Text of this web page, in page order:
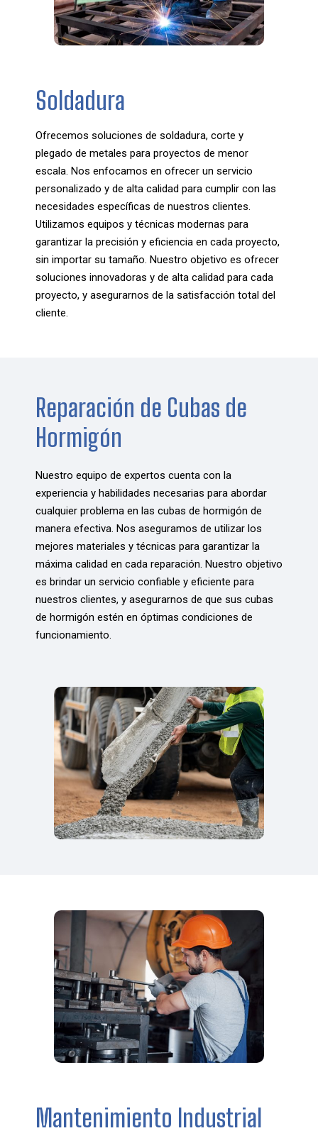
Soldadura
Ofrecemos soluciones de soldadura, corte y
plegado de metales para proyectos de menor
escala. Nos enfocamos en ofrecer un servicio
personalizado y de alta calidad para cumplir con las
necesidades específicas de nuestros clientes.
Utilizamos equipos y técnicas modernas para
garantizar la precisión y eficiencia en cada proyecto,
sin importar su tamaño. Nuestro objetivo es ofrecer
soluciones innovadoras y de alta calidad para cada
proyecto, y asegurarnos de la satisfacción total del
cliente.
Reparación de Cubas de
Hormigón
Nuestro equipo de expertos cuenta con la
experiencia y habilidades necesarias para abordar
cualquier problema en las cubas de hormigón de
manera efectiva. Nos aseguramos de utilizar los
mejores materiales y técnicas para garantizar la
máxima calidad en cada reparación. Nuestro objetivo
es brindar un servicio confiable y eficiente para
nuestros clientes, y asegurarnos de que sus cubas
de hormigón estén en óptimas condiciones de
funcionamiento.
Mantenimiento Industrial